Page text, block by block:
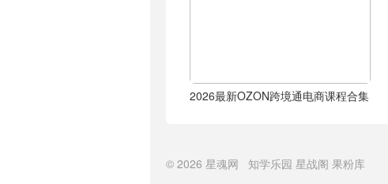
2026最新OZON跨境通电商课程合集
© 2026 星魂网 知学乐园 星战阁 果粉库